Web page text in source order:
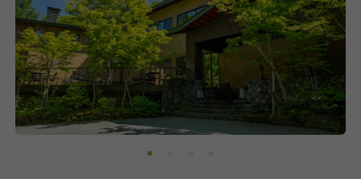
■挑戦心を持った方
メニューは毎月変わり、季節の食材をどう活かすか、
常に試行錯誤を重ねています。
新しいことにチャレンジする姿勢を持った方と一緒に
働きたいと考えています。
【メリハリをつけて働ける環境】
当ホテルでは変形労働時間制を採用しており、月ごと
に労働時間が決まっています。
出勤・退勤時間に関しては朝は5:00〜、ディナーは〜
22:00となっていますが、あなたの希望に合わせて一
緒に考えながら、無理のないシフトを作成していきま